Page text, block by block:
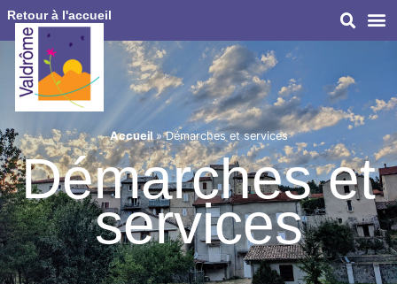
Retour à l'accueil
Accueil»Démarches et services
Démarches et
services